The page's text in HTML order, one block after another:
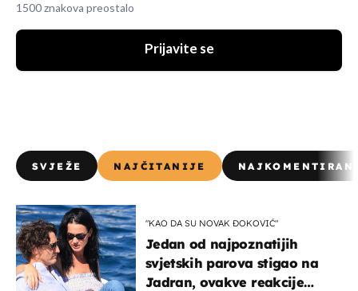
1500 znakova preostalo
Prijavite se
SVJEŽE NAJČITANIJE
"KAO DA SU NOVAK ĐOKOVIĆ"
Jedan od najpoznatijih
svjetskih parova stigao na
Jadran, ovakve reakcije